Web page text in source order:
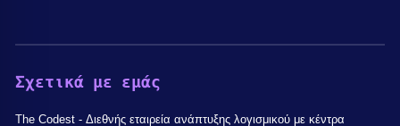
Σχετικά με εμάς
The Codest - Διεθνής εταιρεία ανάπτυξης λογισμικού με κέντρα